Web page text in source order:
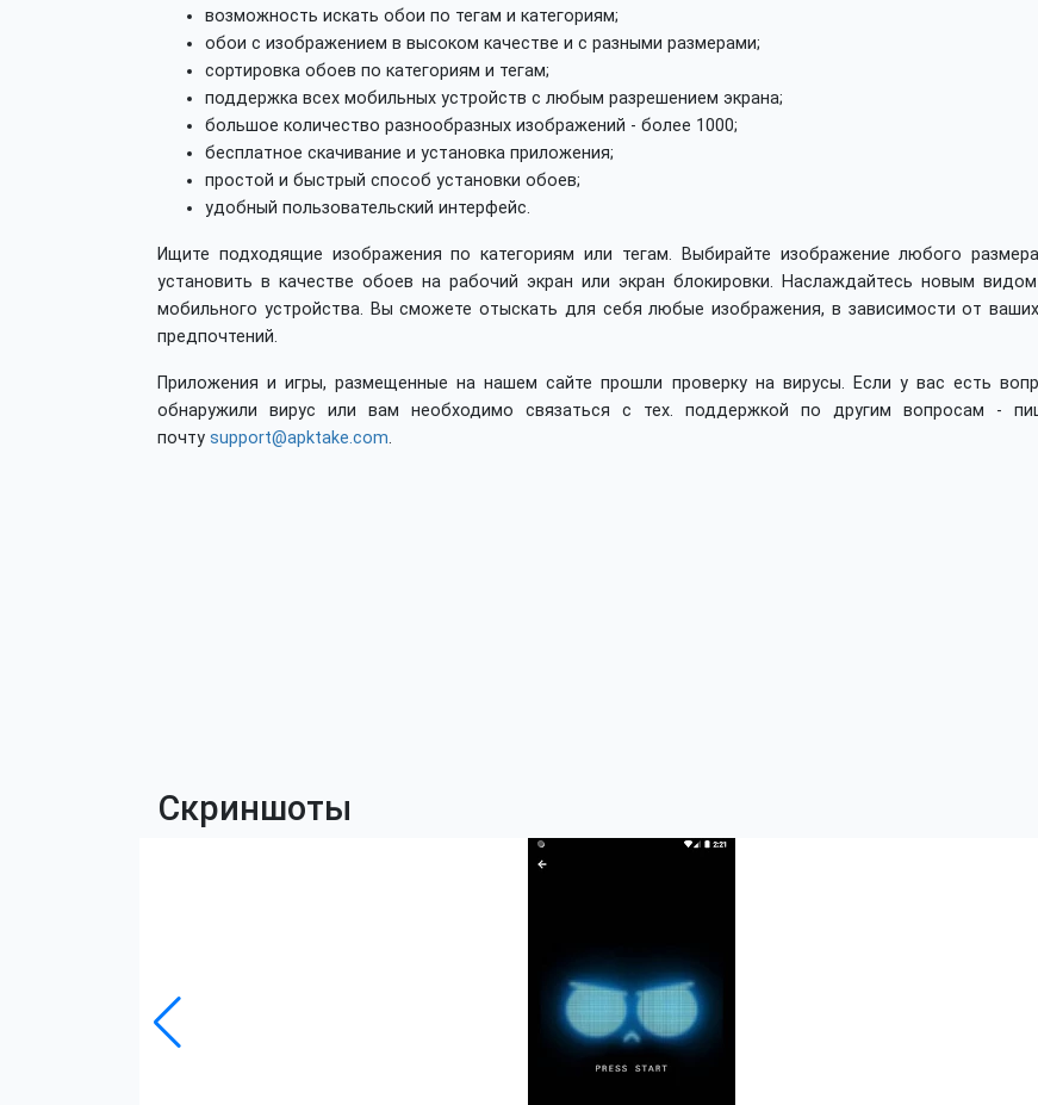
возможность искать обои по тегам и категориям;
обои с изображением в высоком качестве и с разными размерами;
сортировка обоев по категориям и тегам;
поддержка всех мобильных устройств с любым разрешением экрана;
большое количество разнообразных изображений - более 1000;
бесплатное скачивание и установка приложения;
простой и быстрый способ установки обоев;
удобный пользовательский интерфейс.
Ищите подходящие изображения по категориям или тегам. Выбирайте изображение любого
установить в качестве обоев на рабочий экран или экран блокировки. Наслаждайтесь новым
мобильного устройства. Вы сможете отыскать для себя любые изображения, в зависимости от
предпочтений.
Приложения и игры, размещенные на нашем сайте прошли проверку на вирусы. Если у вас есть
обнаружили вирус или вам необходимо связаться с тех. поддержкой по другим вопросам -
почту support@apktake.com.
Скриншоты